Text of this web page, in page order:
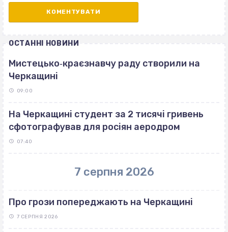
ОСТАННІ НОВИНИ
Мистецько‐краєзнавчу раду створили на
Черкащині
09:00
На Черкащині студент за 2 тисячі гривень
сфотографував для росіян аеродром
07:40
7 серпня 2026
Про грози попереджають на Черкащині
7 СЕРПНЯ 2026